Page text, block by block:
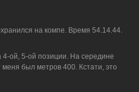
на компе. Время 54.14.44.
4-ой, 5-ой позиции. На середине
был метров 400. Кстати, это